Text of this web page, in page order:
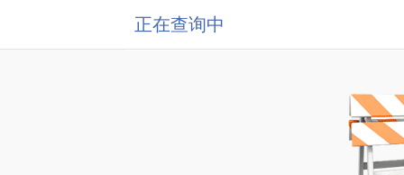
正在查询中